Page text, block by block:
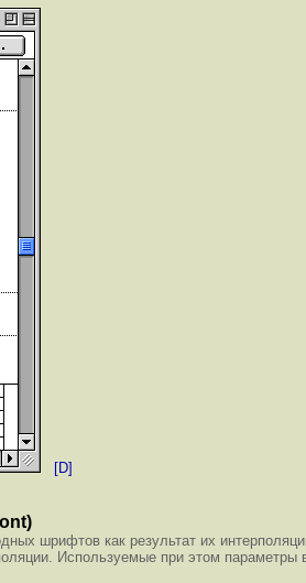
[D]
шрифтов как результат их
Используемые при этом